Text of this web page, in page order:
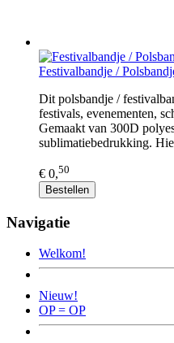
Festivalbandje /
Dit polsbandje /
festivals, evenementen,
Gemaakt van 300D
sublimatiebedrukking.
€ 0,50
Bestellen
Navigatie
Welkom!
Nieuw!
OP = OP